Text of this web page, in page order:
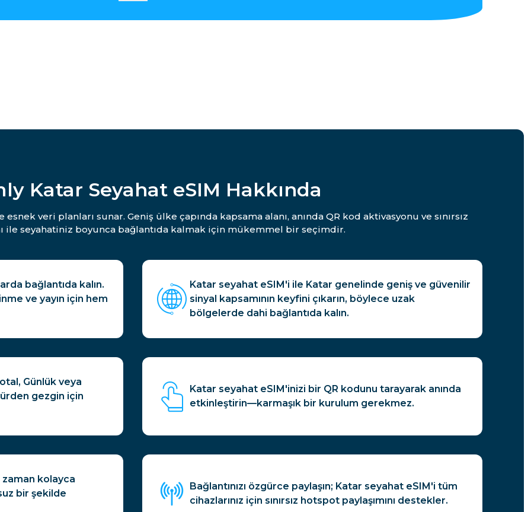
Katar Seyahat eSIM Hakkında
esnek veri planları sunar. Geniş ülke çapında kapsama alanı, anında QR kod aktivasyonu ve sınırsız
ile seyahatiniz boyunca bağlantıda kalmak için mükemmel bir seçimdir.
bağlantıda kalın.
ve yayın için hem
Katar seyahat eSIM'i ile Katar genelinde geniş ve güvenilir
sinyal kapsamının keyfini çıkarın, böylece uzak
bölgelerde dahi bağlantıda kalın.
Günlük veya
gezgin için
Katar seyahat eSIM'inizi bir QR kodunu tarayarak anında
etkinleştirin—karmaşık bir kurulum gerekmez.
kolayca
bir şekilde
Bağlantınızı özgürce paylaşın; Katar seyahat eSIM'i tüm
cihazlarınız için sınırsız hotspot paylaşımını destekler.